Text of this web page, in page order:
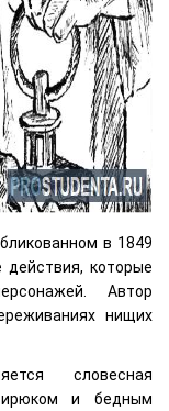
в 1849
действия, которые
Автор
нищих
словесная
и бедным